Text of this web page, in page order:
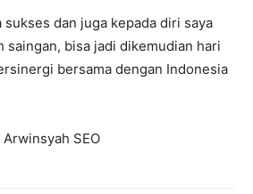
sukses dan juga kepada diri saya
saingan, bisa jadi dikemudian hari
bersama dengan Indonesia
SEO